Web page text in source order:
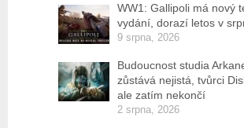
WW1: Gallipoli má nový
vydání, dorazí letos v
9 srpna, 2026
Budoucnost studia
zůstává nejistá, tvůrci
ale zatím nekončí
2 srpna, 2026